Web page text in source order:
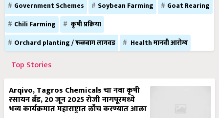
Government Schemes Soybean Farming
Goat Rearing
Chili Farming
कृषी प्रक्रिया
Orchard planting / फळबाग लागवड
Health मानवी आरोग्य
Top Stories
Arqivo, Tagros Chemicals चा नवा कृषी
रसायन ब्रँड, 20 जून 2025 रोजी नागपूरमध्ये
भव्य कार्यक्रमात महाराष्ट्रात लाँच करण्यात आला